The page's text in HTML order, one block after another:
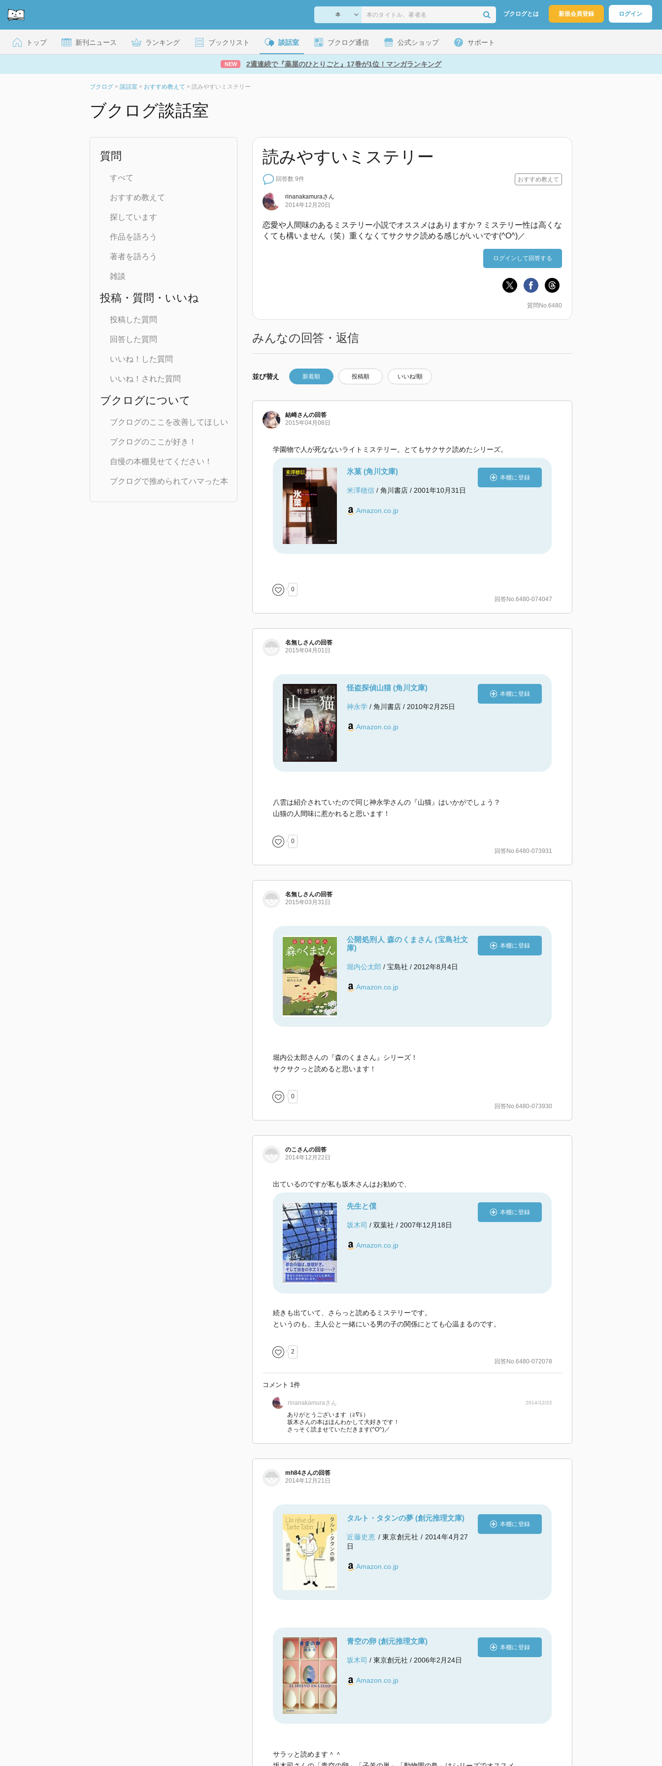
ブクログとは 新規会員登録 ログイン
トップ 新刊ニュース ランキング ブックリスト 談話室 ブクログ通信 公式ショップ サポート
NEW 2週連続で『薬屋のひとりごと』17巻が1位！マンガランキング
ブクログ > 談話室 > おすすめ教えて > 読みやすいミステリー
ブクログ談話室
質問
すべて
おすすめ教えて
探しています
作品を語ろう
著者を語ろう
雑談
投稿・質問・いいね
投稿した質問
回答した質問
いいね！した質問
いいね！された質問
ブクログについて
ブクログのここを改善してほしい
ブクログのここが好き！
自慢の本棚見せてください！
ブクログで推められてハマった本
読みやすいミステリー
回答数 9件 おすすめ教えて
rinanakamuraさん
2014年12月20日
恋愛や人間味のあるミステリー小説でオススメはありますか？ミステリー性は高くな
くても構いません（笑）重くなくてサクサク読める感じがいいです(^O^)／
ログインして回答する
質問No.6480
みんなの回答・返信
並び替え 新着順 投稿順 いいね!順
結崎さんの回答
2015年04月08日
学園物で人が死なないライトミステリー。とてもサクサク読めたシリーズ。
氷菓 (角川文庫)
米澤穂信 / 角川書店 / 2001年10月31日
Amazon.co.jp
本棚に登録
0
回答No.6480-074047
名無しさんの回答
2015年04月01日
怪盗探偵山猫 (角川文庫)
神永学 / 角川書店 / 2010年2月25日
Amazon.co.jp
本棚に登録
八雲は紹介されていたので同じ神永学さんの『山猫』はいかがでしょう？
山猫の人間味に惹かれると思います！
0
回答No.6480-073931
名無しさんの回答
2015年03月31日
公開処刑人 森のくまさん (宝島社文
庫)
堀内公太郎 / 宝島社 / 2012年8月4日
Amazon.co.jp
本棚に登録
堀内公太郎さんの『森のくまさん』シリーズ！
サクサクっと読めると思います！
0
回答No.6480-073930
のこさんの回答
2014年12月22日
出ているのですが私も坂木さんはお勧めで、
先生と僕
坂木司 / 双葉社 / 2007年12月18日
Amazon.co.jp
本棚に登録
続きも出ていて、さらっと読めるミステリーです。
というのも、主人公と一緒にいる男の子の関係にとても心温まるのです。
2
回答No.6480-072078
コメント 1件
rinanakamuraさん 2014/12/22
ありがとうございます（≧∇≦）
坂木さんの本はほんわかして大好きです！
さっそく読ませていただきます(^O^)／
mh84さんの回答
2014年12月21日
タルト・タタンの夢 (創元推理文庫)
近藤史恵 / 東京創元社 / 2014年4月27
日
Amazon.co.jp
本棚に登録
青空の卵 (創元推理文庫)
坂木司 / 東京創元社 / 2006年2月24日
Amazon.co.jp
本棚に登録
サラッと読めます＾＾